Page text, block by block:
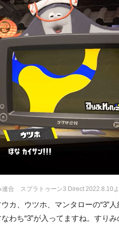
連合 スプラトゥーン3 Direct 2022.8.10
カ、ウツホ、マンタローの“3”
わち“3”が入ってますね。すり